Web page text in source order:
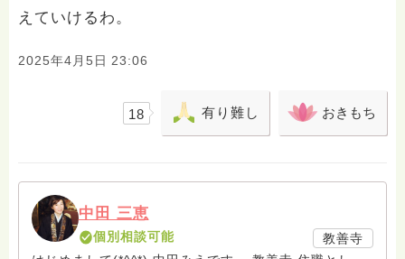
えていけるわ。
2025年4月5日 23:06
18 有り難し おきもち
中田 三恵
個別相談可能
教善寺